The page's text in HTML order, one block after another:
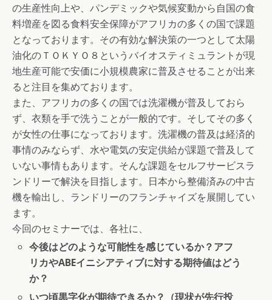
の生産性向上や、パンデミックや気候変動から自国の食
料増産を図る食料安全保障がアフリカの多くの国で課題
となっております。その有効な解決策の一つとして太陽
油化のＴＯＫＹＯ８というバイオスティミュラントが現
地生産可能で安価に小規模農家に普及させることが出来
ると注目を集めております。
また、アフリカの多くの国では洗濯機が普及しておら
ず、衣類を手で洗うことが一般的です。そしてその多く
が女性の仕事になっております。洗濯機の普及は経済的
事情のみならず、水や電気の安定供給が課題で普及して
いない事情もあります。そんな課題をセルフサービスラ
ンドリーで解決を目指します。日本から整備済みの中古
機を輸出し、ランドリーのフランチャイズを展開してい
ます。
今回のセミナーでは、各社に、
今後はどのような可能性を感じているか？アフ
リカやABEイニシアティブに対する期待値はどう
か？
いつ頃黒字化が期待できるか？（現状が先行投